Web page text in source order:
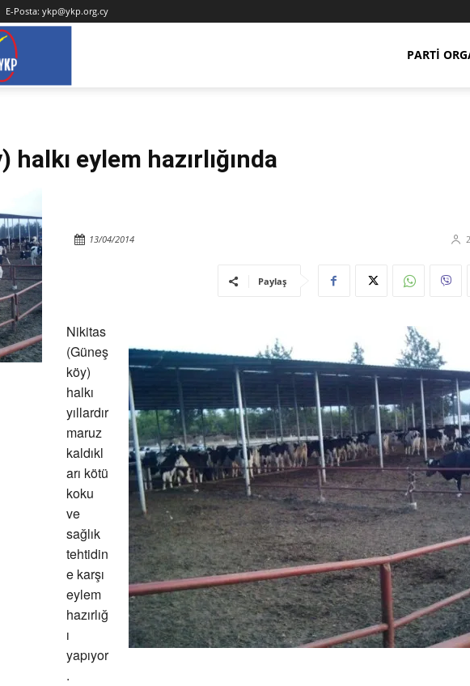
E-Posta: ykp@ykp.org.cy
PARTI
eylem hazırlığında
13/04/2014
Paylaş
Nikitas
(Güneş
köy)
halkı
yıllardır
maruz
kaldıkl
arı kötü
koku
ve
sağlık
tehtidin
e karşı
eylem
hazırlığ
ı
yapıyor
.